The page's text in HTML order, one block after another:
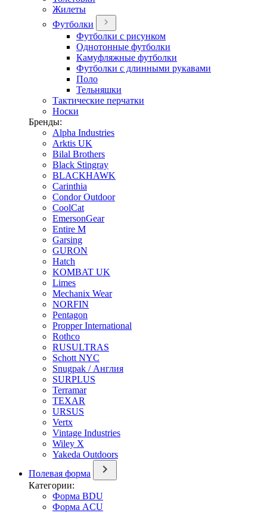
Жилеты
Футболки
Футболки с рисунком
Однотонные футболки
Камуфляжные футболки
Футболки с длинными рукавами
Поло
Тельняшки
Тактические перчатки
Носки
Бренды:
Alpha Industries
Arktis UK
Bilal Brothers
Black Stingray
BLACKHAWK
Carinthia
Condor Outdoor
CoolCat
EmersonGear
Entire M
Garsing
GURON
Hatch
KOMBAT UK
Limes
Mechanix Wear
NORFIN
Pentagon
Propper International
Rothco
RUSULTRAS
Schott NYC
Snugpak / Англия
SURPLUS
Terramar
TEXAR
URSUS
Vertx
Vintage Industries
Wiley X
Yakeda Outdoors
Полевая форма
Категории:
Форма BDU
Форма ACU